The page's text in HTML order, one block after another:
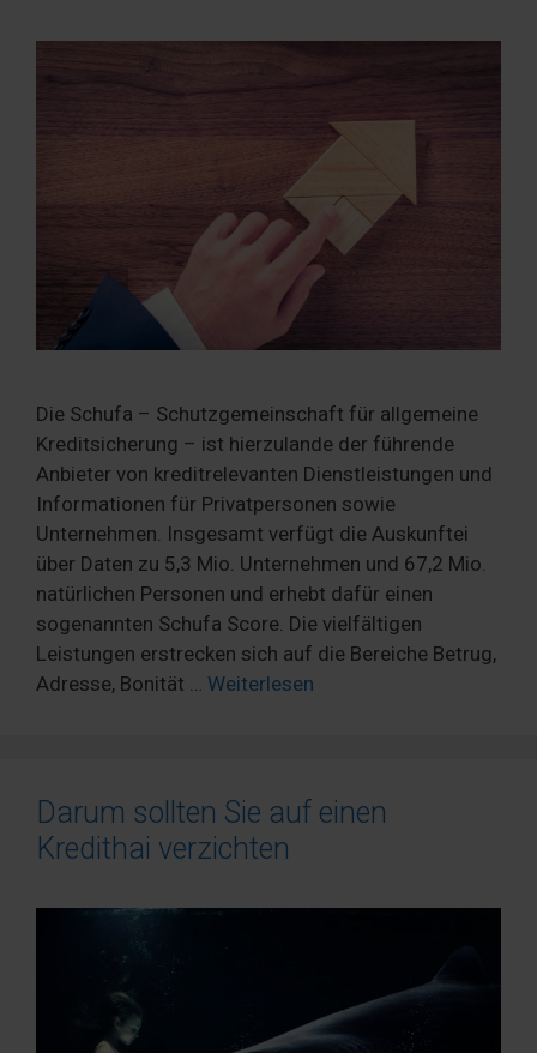
Die Schufa – Schutzgemeinschaft für allgemeine
Kreditsicherung – ist hierzulande der führende
Anbieter von kreditrelevanten Dienstleistungen und
Informationen für Privatpersonen sowie
Unternehmen. Insgesamt verfügt die Auskunftei
über Daten zu 5,3 Mio. Unternehmen und 67,2 Mio.
natürlichen Personen und erhebt dafür einen
sogenannten Schufa Score. Die vielfältigen
Leistungen erstrecken sich auf die Bereiche Betrug,
Adresse, Bonität … Weiterlesen
Darum sollten Sie auf einen
Kredithai verzichten